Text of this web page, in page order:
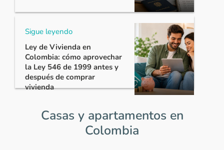
Sigue leyendo
Ley de Vivienda en
Colombia: cómo aprovechar
la Ley 546 de 1999 antes y
después de comprar
vivienda
Casas y apartamentos en
Colombia